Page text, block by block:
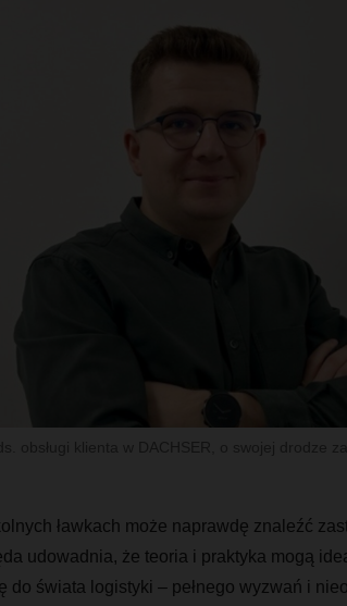
ławkach może naprawdę znaleźć
udowadnia, że teoria i praktyka mogą
do świata logistyki – pełnego wyzwań i